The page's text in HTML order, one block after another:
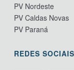
PV Nordeste
PV Caldas Novas
PV Paraná
REDES SOCIAIS